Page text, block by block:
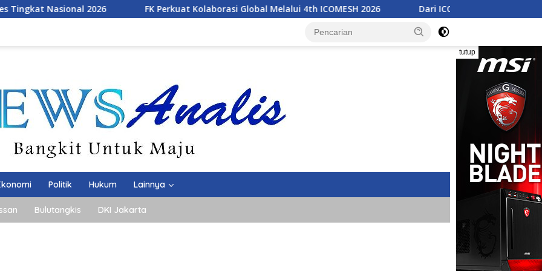
FK Perkuat Kolaborasi Global Melalui 4th ICOMESH 2026 Dari ICOMESH 2026, Akademisi Peroleh Wawasan Baru
tutup
Politik Hukum Lainnya
Bulutangkis DKI Jakarta